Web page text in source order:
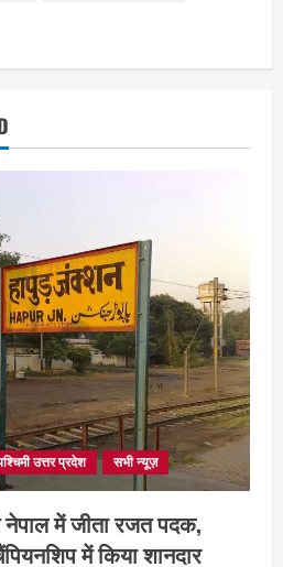
उत्तर प्रदेश सभी न्यूज़
नेपाल में जीता रजत पदक,
में किया शानदार